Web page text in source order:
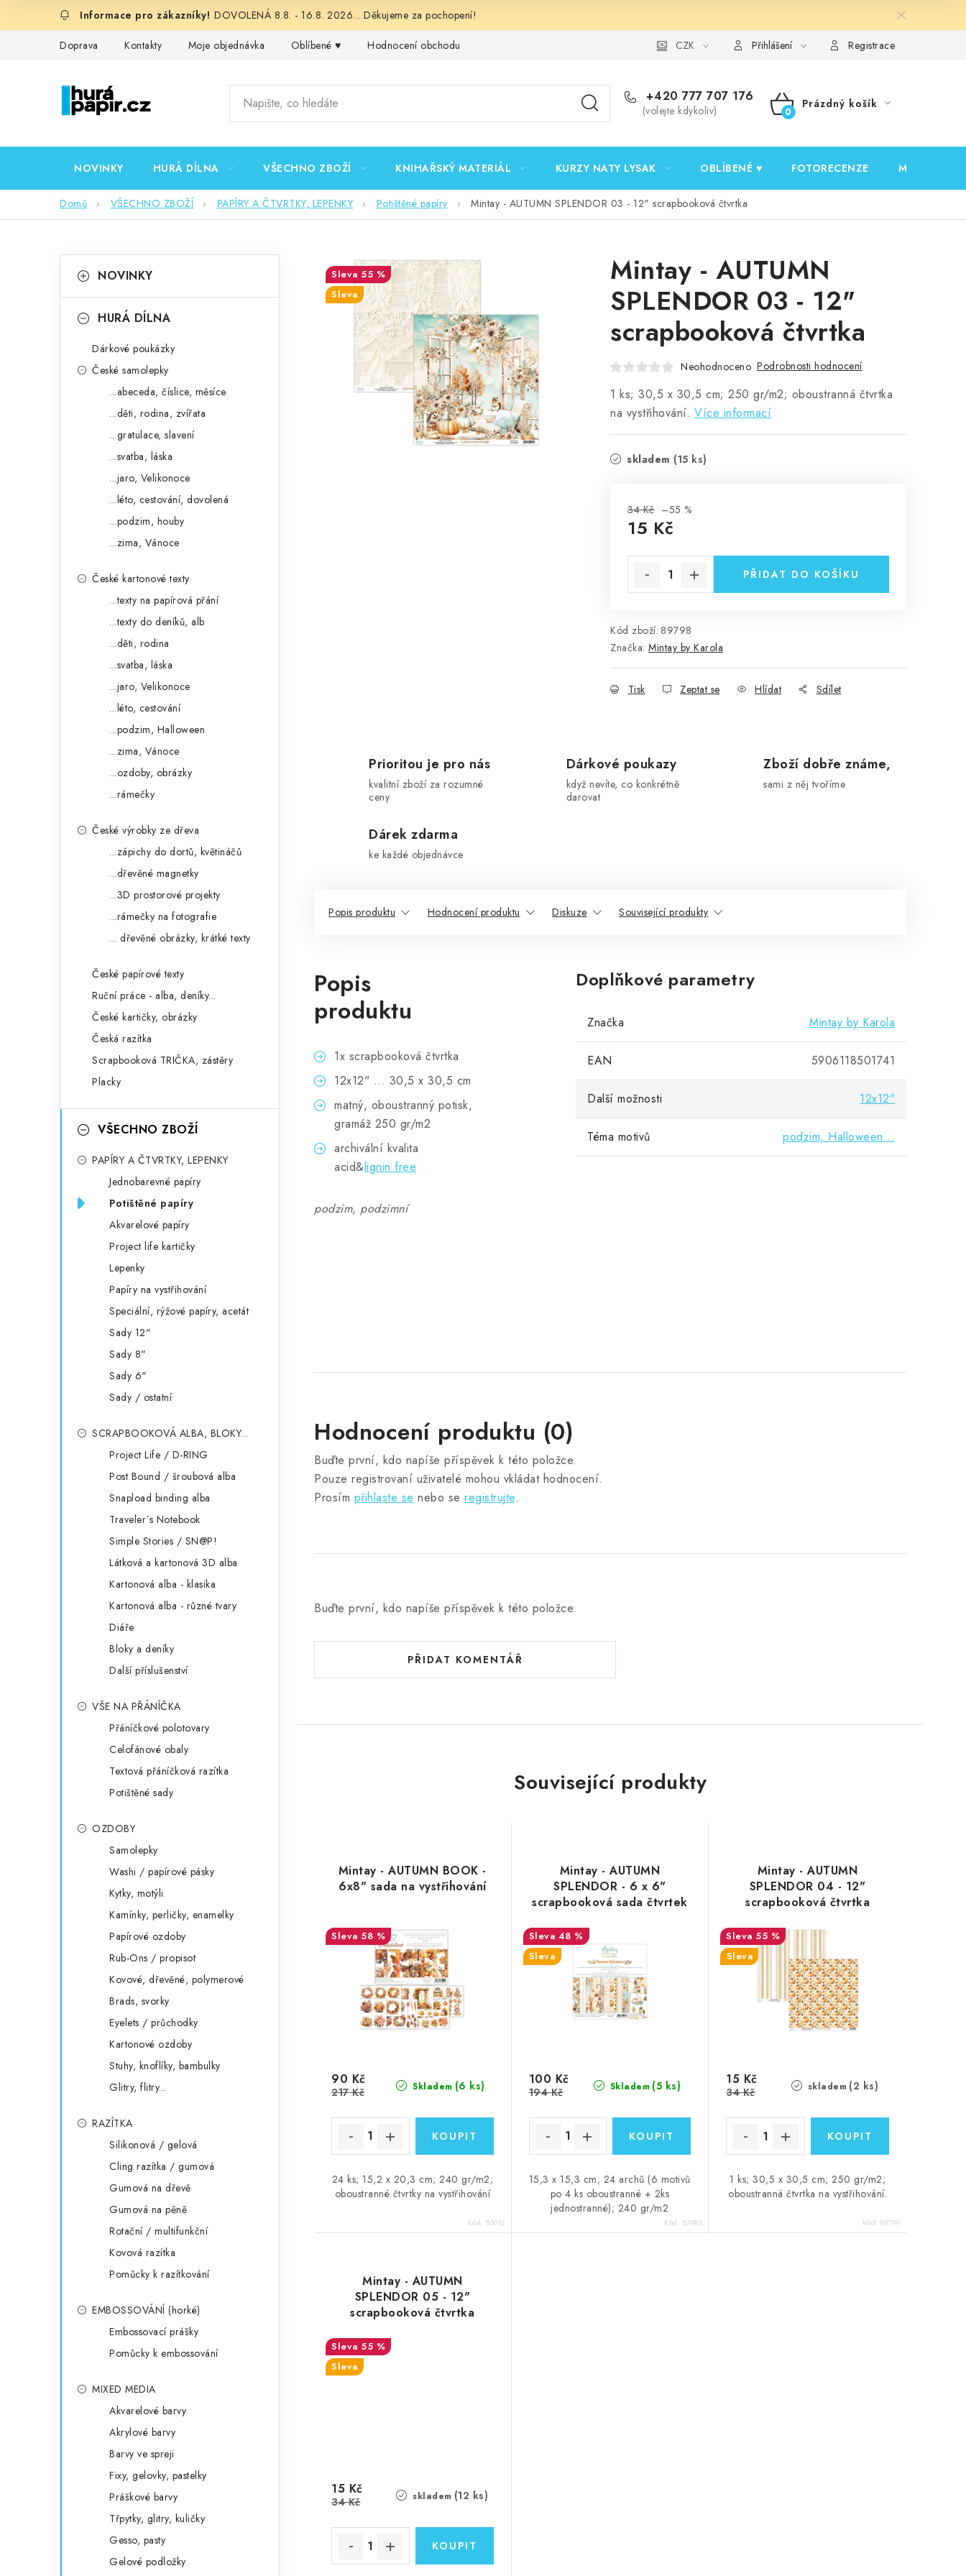
DOVOLENÁ 8.8. - 16.8. 2026... Děkujeme za pochopení!
Doprava Kontakty Moje objednávka Oblíbené ♥️ Hodnocení obchodu Podmínky ochrany osobních údajů Ověřování recenzí
CZK Přihlášení Registrace
+420 777 707 176
(volejte kdykoliv)
NÁKUPNÍ
Prázdný košík
NOVINKY HURÁ DÍLNA VŠECHNO ZBOŽÍ KNIHAŘSKÝ MATERIÁL KURZY NATY LYSAK OBLÍBENÉ ♥️ FOTORECENZE MOJE
Domů VŠECHNO ZBOŽÍ PAPÍRY A ČTVRTKY, LEPENKY Potištěné papíry Mintay - AUTUMN SPLENDOR 03 - 12" scrapbooková čtvrtka
okategorie
a
NOVINKY
HURÁ DÍLNA
Dárkové poukázky
České samolepky
...abeceda, číslice, měsíce
...děti, rodina, zvířata
...gratulace, slavení
...svatba, láska
...jaro, Velikonoce
...léto, cestování, dovolená
...podzim, houby
...zima, Vánoce
České kartonové texty
...texty na papírová přání
...texty do deníků, alb
...děti, rodina
...svatba, láska
...jaro, Velikonoce
...léto, cestování
...podzim, Halloween
...zima, Vánoce
...ozdoby, obrázky
...rámečky
České výrobky ze dřeva
...zápichy do dortů, květináčů
...dřevěné magnetky
...3D prostorové projekty
...rámečky na fotografie
... dřevěné obrázky, krátké texty
České papírové texty
Ruční práce - alba, deníky...
České kartičky, obrázky
Česká razítka
Scrapbooková TRIČKA, zástěry
Placky
VŠECHNO ZBOŽÍ
PAPÍRY A ČTVRTKY, LEPENKY
Jednobarevné papíry
Potištěné papíry
Akvarelové papíry
Project life kartičky
Lepenky
Papíry na vystřihování
Speciální, rýžové papíry, acetát
Sady 12"
Sady 8"
Sady 6"
Sady / ostatní
SCRAPBOOKOVÁ ALBA, BLOKY...
Project Life / D-RING
Post Bound / šroubová alba
Snapload binding alba
Traveler´s Notebook
Simple Stories / SN@P!
Látková a kartonová 3D alba
Kartonová alba - klasika
Kartonová alba - různé tvary
Diáře
Bloky a deníky
Další příslušenství
VŠE NA PŘÁNÍČKA
Přáníčkové polotovary
Celofánové obaly
Textová přáníčková razítka
Potištěné sady
OZDOBY
Samolepky
Washi / papírové pásky
Kytky, motýli
Kamínky, perličky, enamelky
Papírové ozdoby
Rub-Ons / propisot
Kovové, dřevěné, polymerové
Brads, svorky
Eyelets / průchodky
Kartonové ozdoby
Stuhy, knoflíky, bambulky
Glitry, flitry...
RAZÍTKA
Silikonová / gelová
Cling razítka / gumová
Gumová na dřevě
Gumová na pěně
Rotační / multifunkční
Kovová razítka
Pomůcky k razítkování
EMBOSSOVÁNÍ (horké)
Embossovací prášky
Pomůcky k embossování
MIXED MEDIA
Akvarelové barvy
Akrylové barvy
Barvy ve spreji
Fixy, gelovky, pastelky
Práškové barvy
Třpytky, glitry, kuličky
Gesso, pasty
Gelové podložky
Mintay - AUTUMN
SPLENDOR 03 - 12"
scrapbooková čtvrtka
Neohodnoceno Podrobnosti hodnocení
1 ks; 30,5 x 30,5 cm; 250 gr/m2; oboustranná čtvrtka
na vystřihování. Více informací
skladem (15 ks)
34 Kč –55 %
15 Kč
PŘIDAT DO KOŠÍKU
Kód zboží: 89798
Značka: Mintay by Karola
Tisk Zeptat se Hlídat Sdílet
55 %
Sleva
Prioritou je pro nás
kvalitní zboží za rozumné
ceny
Dárkové poukazy
když nevíte, co konkrétně
darovat
Zboží dobře známe,
sami z něj tvoříme
Dárek zdarma
ke každé objednávce
Popis produktu Hodnocení produktu Diskuze Související produkty
Popis
produktu
1x scrapbooková čtvrtka
12x12" ... 30,5 x 30,5 cm
matný, oboustranný potisk,
gramáž 250 gr/m2
archivální kvalita
acid&lignin free
podzim, podzimní
Doplňkové parametry
Značka Mintay by Karola
EAN 5906118501741
Další možnosti 12x12"
Téma motivů podzim, Halloween...
Hodnocení produktu (0)
Buďte první, kdo napíše příspěvek k této položce.
Pouze registrovaní uživatelé mohou vkládat hodnocení.
Prosím přihlaste se nebo se registrujte.
Buďte první, kdo napíše příspěvek k této položce.
PŘIDAT KOMENTÁŘ
Související produkty
Mintay - AUTUMN BOOK -
6x8" sada na vystřihování
58 %
Skladem (6 ks)
90 Kč
217 Kč
24 ks; 15,2 x 20,3 cm; 240 gr/m2;
oboustranné čtvrtky na vystřihování
Kód:86012
Mintay - AUTUMN
SPLENDOR - 6 x 6"
scrapbooková sada čtvrtek
48 %
Sleva
Skladem (5 ks)
100 Kč
194 Kč
15,3 x 15,3 cm; 24 archů (6 motivů
po 4 ks oboustranné + 2ks
jednostranné); 240 gr/m2
Kód: 87985
Mintay - AUTUMN
SPLENDOR 04 - 12"
scrapbooková čtvrtka
55 %
Sleva
skladem (2 ks)
15 Kč
34 Kč
1 ks; 30,5 x 30,5 cm; 250 gr/m2;
oboustranná čtvrtka na vystřihování.
Kód:89799
Mintay - AUTUMN
SPLENDOR 05 - 12"
scrapbooková čtvrtka
55 %
Sleva
skladem (12 ks)
15 Kč
34 Kč